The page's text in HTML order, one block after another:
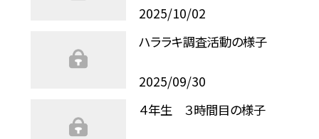
2025/10/02
ハララキ調査活動の様子
2025/09/30
４年生 ３時間目の様子